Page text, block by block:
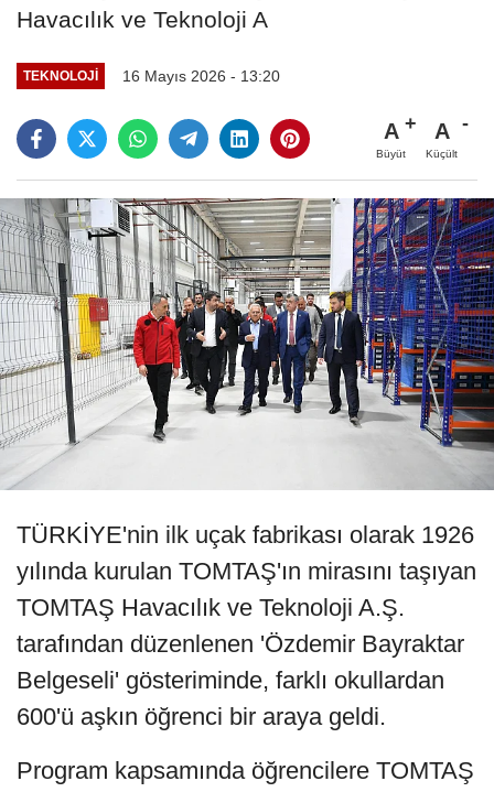
Havacılık ve Teknoloji A
TEKNOLOJI 16 Mayıs 2026 - 13:20
A
Büyüt
A
Küçült
TÜRKİYE'nin ilk uçak fabrikası olarak 1926
yılında kurulan TOMTAŞ'ın mirasını taşıyan
TOMTAŞ Havacılık ve Teknoloji A.Ş.
tarafından düzenlenen 'Özdemir Bayraktar
Belgeseli' gösteriminde, farklı okullardan
600'ü aşkın öğrenci bir araya geldi.
Program kapsamında öğrencilere TOMTAŞ